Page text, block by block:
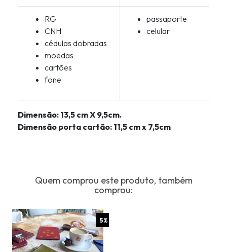
RG
CNH
cédulas dobradas
moedas
cartões
fone
passaporte
celular
Dimensão: 13,5 cm X 9,5cm.
Dimensão porta cartão: 11,5 cm x 7,5cm
Quem comprou este produto, também
comprou:
5%